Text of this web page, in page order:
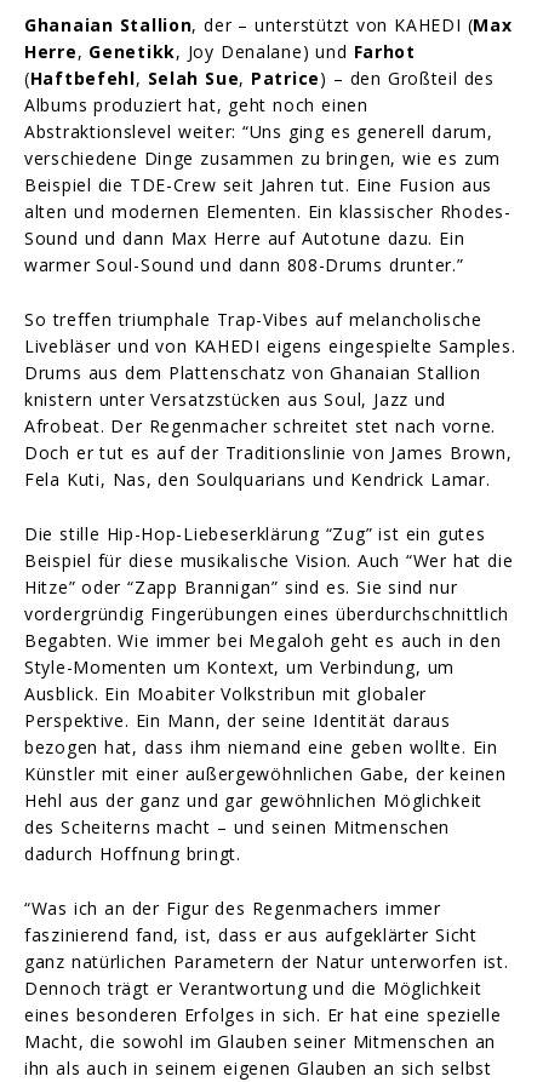
Ghanaian Stallion, der – unterstützt von KAHEDI (Max
Herre, Genetikk, Joy Denalane) und Farhot
(Haftbefehl, Selah Sue, Patrice) – den Großteil des
Albums produziert hat, geht noch einen
Abstraktionslevel weiter: “Uns ging es generell darum,
verschiedene Dinge zusammen zu bringen, wie es zum
Beispiel die TDE-Crew seit Jahren tut. Eine Fusion aus
alten und modernen Elementen. Ein klassischer Rhodes-
Sound und dann Max Herre auf Autotune dazu. Ein
warmer Soul-Sound und dann 808-Drums drunter.”
So treffen triumphale Trap-Vibes auf melancholische
Livebläser und von KAHEDI eigens eingespielte Samples.
Drums aus dem Plattenschatz von Ghanaian Stallion
knistern unter Versatzstücken aus Soul, Jazz und
Afrobeat. Der Regenmacher schreitet stet nach vorne.
Doch er tut es auf der Traditionslinie von James Brown,
Fela Kuti, Nas, den Soulquarians und Kendrick Lamar.
Die stille Hip-Hop-Liebeserklärung “Zug” ist ein gutes
Beispiel für diese musikalische Vision. Auch “Wer hat die
Hitze” oder “Zapp Brannigan” sind es. Sie sind nur
vordergründig Fingerübungen eines überdurchschnittlich
Begabten. Wie immer bei Megaloh geht es auch in den
Style-Momenten um Kontext, um Verbindung, um
Ausblick. Ein Moabiter Volkstribun mit globaler
Perspektive. Ein Mann, der seine Identität daraus
bezogen hat, dass ihm niemand eine geben wollte. Ein
Künstler mit einer außergewöhnlichen Gabe, der keinen
Hehl aus der ganz und gar gewöhnlichen Möglichkeit
des Scheiterns macht – und seinen Mitmenschen
dadurch Hoffnung bringt.
“Was ich an der Figur des Regenmachers immer
faszinierend fand, ist, dass er aus aufgeklärter Sicht
ganz natürlichen Parametern der Natur unterworfen ist.
Dennoch trägt er Verantwortung und die Möglichkeit
eines besonderen Erfolges in sich. Er hat eine spezielle
Macht, die sowohl im Glauben seiner Mitmenschen an
ihn als auch in seinem eigenen Glauben an sich selbst